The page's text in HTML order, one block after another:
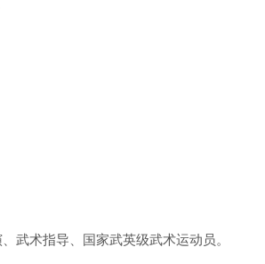
术指导、国家武英级武术运动员。